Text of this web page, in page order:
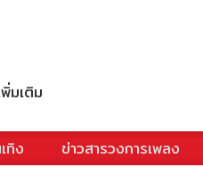
พิ่มเติม
ทิง ข่าวสารวงการเพลง